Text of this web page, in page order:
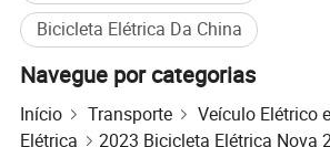
Bicicleta Elétrica Da China
Navegue por categorias
Início Transporte Veículo Elétrico
Elétrica
2023 Bicicleta Elétrica Nova